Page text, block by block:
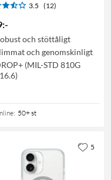
3.5 (12)
:-
och stöttåligt
och genomskinligt
(MIL-STD 810G
: 50+ st
5